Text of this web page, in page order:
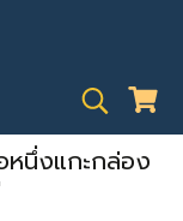
หนึ่งแกะกล่อง